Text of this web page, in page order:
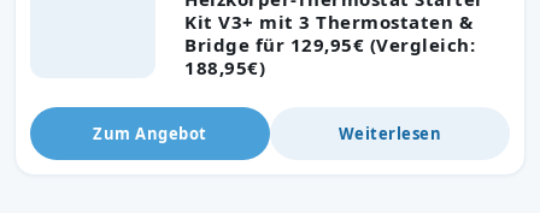
Kit V3+ mit 3 Thermostaten &
Bridge für 129,95€ (Vergleich:
188,95€)
Zum Angebot Weiterlesen